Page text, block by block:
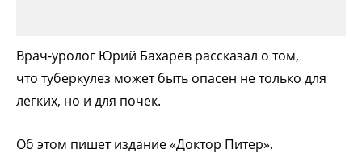
Врач-уролог Юрий Бахарев рассказал о том,
что туберкулез может быть опасен не только для
легких, но и для почек.
Об этом пишет издание «Доктор Питер».